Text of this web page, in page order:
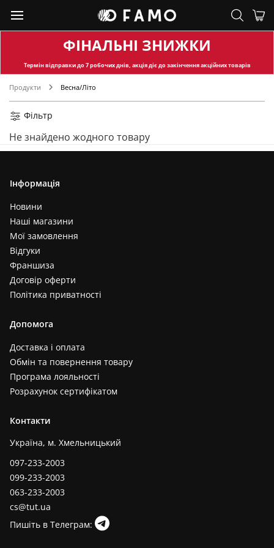
ФІНАЛЬНІ ЗНИЖКИ
Термін відправкидо 7 робочих днів, акція діє до закінчення акційних товарів
Продукти Весна/Літо
Фільтр
Не знайдено жодного товару
Інформація
Новини
Наші магазини
Мої замовлення
Відгуки
Франшиза
Договір оферти
Політика приватності
Допомога
Доставка і оплата
Обмін та повернення товару
Програма лояльності
Розрахунок сертифікатом
Контакти
Україна, м. Хмельницький
097-233-2003
099-233-2003
063-233-2003
cs@tut.ua
Пишіть в Телеграм: